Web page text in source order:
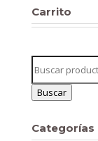
Carrito
por:
Buscar